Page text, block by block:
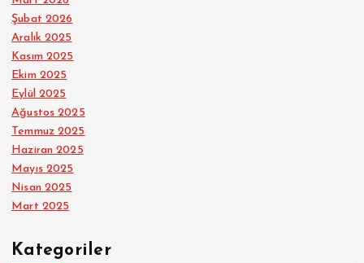
Şubat 2026
Aralık 2025
Kasım 2025
Ekim 2025
Eylül 2025
Ağustos 2025
Temmuz 2025
Haziran 2025
Mayıs 2025
Nisan 2025
Mart 2025
Kategoriler